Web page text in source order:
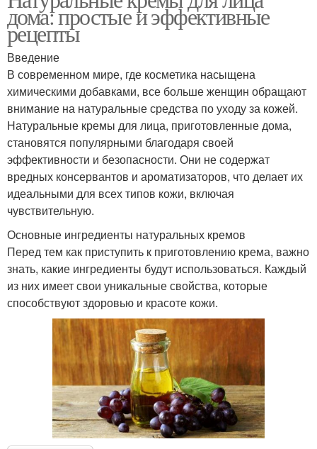
дома: простые и эффективные
рецепты
Введение
В современном мире, где косметика насыщена
химическими добавками, все больше женщин обращают
внимание на натуральные средства по уходу за кожей.
Натуральные кремы для лица, приготовленные дома,
становятся популярными благодаря своей
эффективности и безопасности. Они не содержат
вредных консервантов и ароматизаторов, что делает их
идеальными для всех типов кожи, включая
чувствительную.
Основные ингредиенты натуральных кремов
Перед тем как приступить к приготовлению крема, важно
знать, какие ингредиенты будут использоваться. Каждый
из них имеет свои уникальные свойства, которые
способствуют здоровью и красоте кожи.